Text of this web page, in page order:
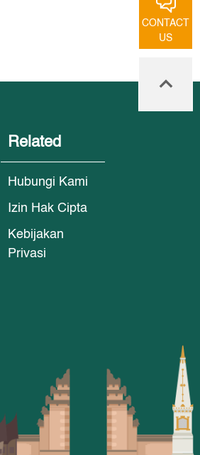
Related
Hubungi Kami
Izin Hak Cipta
Kebijakan
Privasi
CONTACT
US